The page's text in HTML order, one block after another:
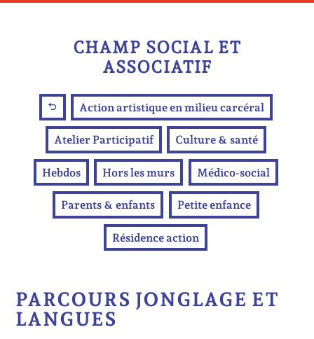
CHAMP SOCIAL ET
ASSOCIATIF
Action artistique en milieu carcéral
Atelier Participatif Culture & santé
Hebdos Hors les murs Médico-social
Parents & enfants Petite enfance
Résidence action
PARCOURS JONGLAGE ET
LANGUES